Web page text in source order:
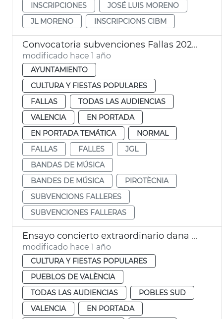
INSCRIPCIONES
JOSÉ LUIS MORENO
JL MORENO
INSCRIPCIONS CIBM
Convocatoria subvenciones Fallas 2025 pirotecnia agrupaciones musicales
modificado hace 1 año
AYUNTAMIENTO
CULTURA Y FIESTAS POPULARES
FALLAS
TODAS LAS AUDIENCIAS
VALENCIA
EN PORTADA
EN PORTADA TEMÁTICA
NORMAL
FALLAS
FALLES
JGL
BANDAS DE MÚSICA
BANDES DE MÚSICA
PIROTÈCNIA
SUBVENCIONS FALLERES
SUBVENCIONES FALLERAS
Ensayo concierto extraordinario dana València Castellar-l'Oliveral
modificado hace 1 año
CULTURA Y FIESTAS POPULARES
PUEBLOS DE VALÈNCIA
TODAS LAS AUDIENCIAS
POBLES SUD
VALENCIA
EN PORTADA